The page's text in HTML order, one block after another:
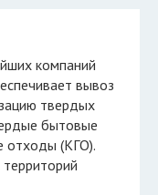
вывоз
твердых
бытовые
отходы (КГО).